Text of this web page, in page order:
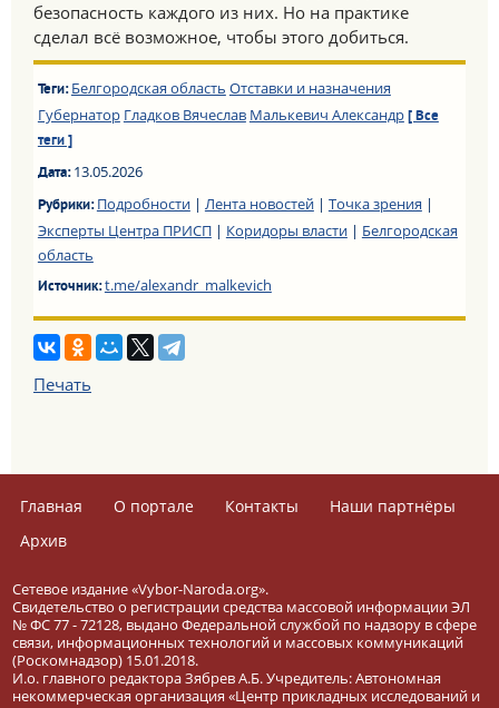
безопасность каждого из них. Но на практике
сделал всё возможное, чтобы этого добиться.
Теги: Белгородская область Отставки и назначения
Губернатор Гладков Вячеслав Малькевич Александр [ Все
теги ]
Дата:13.05.2026
Рубрики:Подробности| Лента новостей| Точка зрения |
Эксперты Центра ПРИСП| Коридоры власти| Белгородская
область
Источник:t.me/alexandr_malkevich
Печать
Главная О портале Контакты
Наши партнёры
Архив
Сетевое издание «Vybor-Naroda.org».
Свидетельство о регистрации средства массовой информации ЭЛ
№ ФС 77 - 72128, выдано Федеральной службой по надзору в сфере
связи, информационных технологий и массовых коммуникаций
(Роскомнадзор) 15.01.2018.
И.о. главного редактора Зябрев А.Б. Учредитель: Автономная
некоммерческая организация «Центр прикладных исследований и